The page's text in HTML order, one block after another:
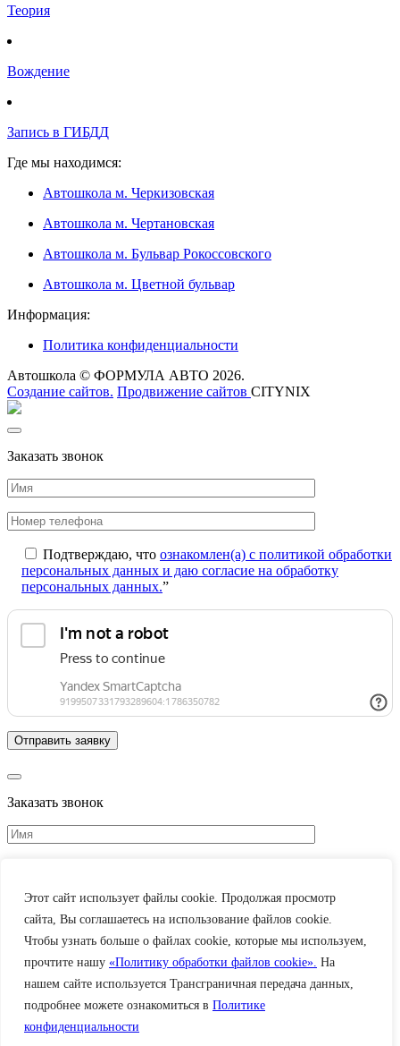
Этот сайт использует файлы cookie. Продолжая просмотр
сайта, Вы соглашаетесь на использование файлов cookie.
Чтобы узнать больше о файлах cookie, которые мы используем,
прочтите нашу «Политику обработки файлов cookie». На
нашем сайте используется Трансграничная передача данных,
подробнее можете ознакомиться в Политике
конфиденциальности
Теория
Вождение
Запись в ГИБДД
Где мы находимся:
Автошкола м. Черкизовская
Автошкола м. Чертановская
Автошкола м. Бульвар Рокоссовского
Автошкола м. Цветной бульвар
Информация:
Политика конфиденциальности
Автошкола © ФОРМУЛА АВТО 2026.
Создание сайтов. Продвижение сайтов CITYNIX
Заказать звонок
Подтверждаю, что ознакомлен(а) с политикой обработки
персональных данных и даю согласие на обработку
персональных данных.”
Заказать звонок
Подтверждаю, чтоознакомлен(а) с политикой обработки
персональных данных и даю согласие на обработку
персональных данных.
”